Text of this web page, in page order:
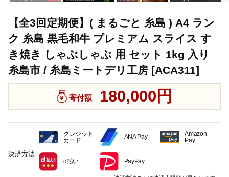
【全3回定期便】( まるごと 糸島 ) A4 ラン
ク 糸島 黒毛和牛 プレミアム スライス す
き焼き しゃぶしゃぶ 用 セット 1kg 入り
糸島市 / 糸島ミートデリ工房 [ACA311]
寄付額 180,000円
決済方法
クレジット
カード
ANA Pay
Amazon
Pay
d払い PayPay